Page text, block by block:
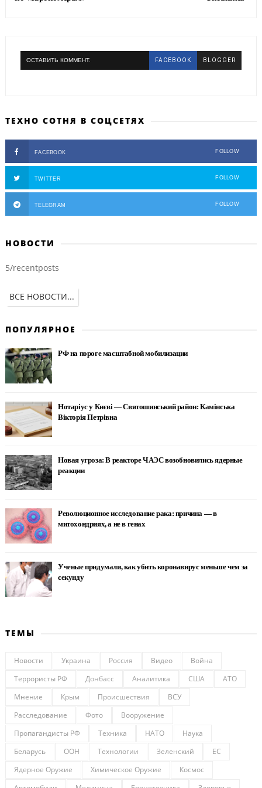
ОСТАВИТЬ КОММЕНТ. FACEBOOK BLOGGER
ТЕХНО СОТНЯ В СОЦСЕТЯХ
FACEBOOK FOLLOW
TWITTER FOLLOW
TELEGRAM FOLLOW
НОВОСТИ
5/recentposts
ВСЕ НОВОСТИ...
ПОПУЛЯРНОЕ
РФ на пороге масштабной мобилизации
Нотаріус у Києві — Святошинський район: Камінська
Вікторія Петрівна
Новая угроза: В реакторе ЧАЭС возобновились ядерные
реакции
Революционное исследование рака: причина — в
митохондриях, а не в генах
Ученые придумали, как убить коронавирус меньше чем за
секунду
ТЕМЫ
Новости Украина Россия Видео
Война
Террористы РФ
Донбасс Аналитика США
АТО
Мнение
Крым Происшествия
ВСУ
Расследование
Фото
Вооружение
Пропагандисты РФ
Техника НАТО
Наука
Беларусь
ООН Технологии Зеленский
ЕС
Ядерное Оружие
Химическое Оружие
Космос